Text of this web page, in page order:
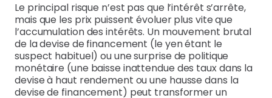
Le principal risque n’est pas que l’intérêt s’arrête,
mais que les prix puissent évoluer plus vite que
l’accumulation des intérêts. Un mouvement brutal
de la devise de financement (le yen étant le
suspect habituel) ou une surprise de politique
monétaire (une baisse inattendue des taux dans la
devise à haut rendement ou une hausse dans la
devise de financement) peut transformer un